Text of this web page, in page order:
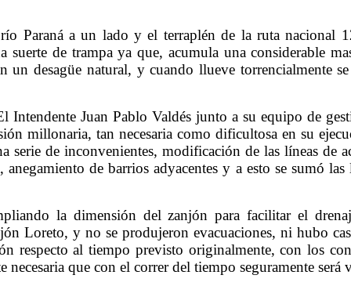
Paraná a un lado y el terraplén de la ruta nacional
de trampa ya que, acumula una considerable
un desagüe natural, y cuando llueve torrencialmente
Intendente Juan Pablo Valdés junto a su equipo de
millonaria, tan necesaria como dificultosa en su
serie de inconvenientes, modificación de las líneas de
de barrios adyacentes y a esto se sumó
la dimensión del zanjón para facilitar el
Loreto, y no se produjeron evacuaciones, ni hubo
respecto al tiempo previsto originalmente, con los
necesaria que con el correr del tiempo seguramente